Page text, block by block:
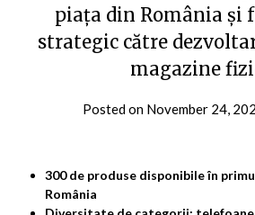
piața din România și
strategic către
magazine
Posted on November 24,
300 de produse disponibile în
România